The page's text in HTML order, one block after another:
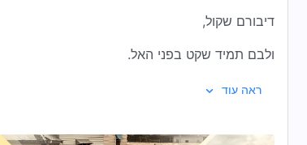
דיבורם שקול,
ולבם תמיד שקט בפני האל.
ראה עוד